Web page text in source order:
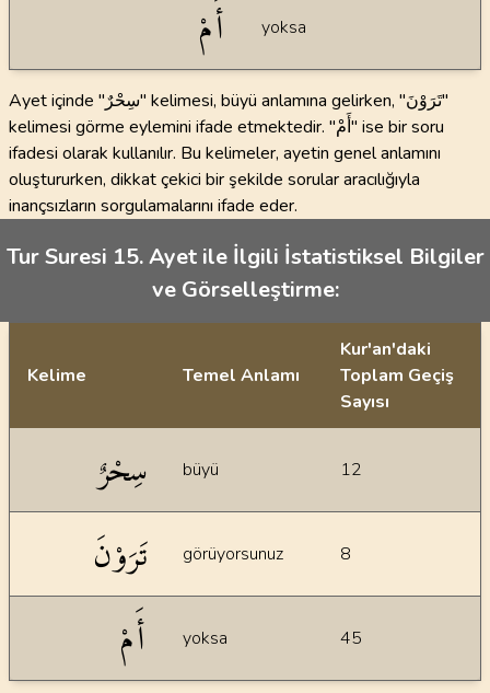
أَمْ yoksa
Ayet içinde "سِحْرٌ" kelimesi, büyü anlamına gelirken, "تَرَوْنَ"
kelimesi görme eylemini ifade etmektedir. "أَمْ" ise bir soru
ifadesi olarak kullanılır. Bu kelimeler, ayetin genel anlamını
oluştururken, dikkat çekici bir şekilde sorular aracılığıyla
inançsızların sorgulamalarını ifade eder.
Tur Suresi 15. Ayet ile İlgili İstatistiksel Bilgiler
ve Görselleştirme:
Kelime Temel Anlamı
Kur'an'daki
Toplam Geçiş
Sayısı
سِحْرٌ büyü 12
تَرَوْنَ görüyorsunuz 8
أَمْ yoksa 45